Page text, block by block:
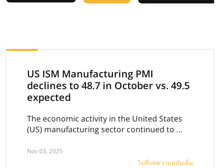
US ISM Manufacturing PMI
declines to 48.7 in October vs. 49.5
expected
The economic activity in the United States
(US) manufacturing sector continued to ...
Nov 03, 2025
ไปที่บทความฉบับเต็ม